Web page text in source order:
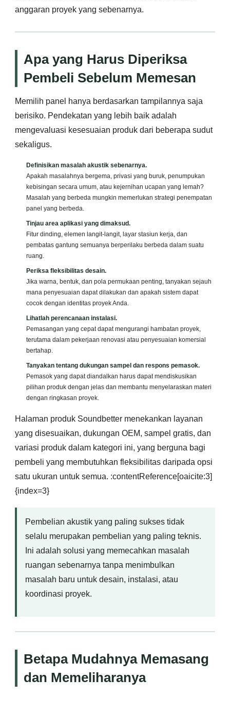
anggaran proyek yang sebenarnya.
Apa yang Harus Diperiksa
Pembeli Sebelum Memesan
Memilih panel hanya berdasarkan tampilannya saja
berisiko. Pendekatan yang lebih baik adalah
mengevaluasi kesesuaian produk dari beberapa sudut
sekaligus.
Definisikan masalah akustik sebenarnya.
Apakah masalahnya bergema, privasi yang buruk, penumpukan
kebisingan secara umum, atau kejernihan ucapan yang lemah?
Masalah yang berbeda mungkin memerlukan strategi penempatan
panel yang berbeda.
Tinjau area aplikasi yang dimaksud.
Fitur dinding, elemen langit-langit, layar stasiun kerja, dan
pembatas gantung semuanya berperilaku berbeda dalam suatu
ruang.
Periksa fleksibilitas desain.
Jika warna, bentuk, dan pola permukaan penting, tanyakan sejauh
mana penyesuaian dapat dilakukan dan apakah sistem dapat
cocok dengan identitas proyek Anda.
Lihatlah perencanaan instalasi.
Pemasangan yang cepat dapat mengurangi hambatan proyek,
terutama dalam pekerjaan renovasi atau penyesuaian komersial
bertahap.
Tanyakan tentang dukungan sampel dan respons pemasok.
Pemasok yang dapat diandalkan harus dapat mendiskusikan
pilihan produk dengan jelas dan membantu menyelaraskan materi
dengan ringkasan proyek.
Halaman produk Soundbetter menekankan layanan
yang disesuaikan, dukungan OEM, sampel gratis, dan
variasi produk dalam kategori ini, yang berguna bagi
pembeli yang membutuhkan fleksibilitas daripada opsi
satu ukuran untuk semua. :contentReference[oaicite:3]
{index=3}
Pembelian akustik yang paling sukses tidak
selalu merupakan pembelian yang paling teknis.
Ini adalah solusi yang memecahkan masalah
ruangan sebenarnya tanpa menimbulkan
masalah baru untuk desain, instalasi, atau
koordinasi proyek.
Betapa Mudahnya Memasang
dan Memeliharanya